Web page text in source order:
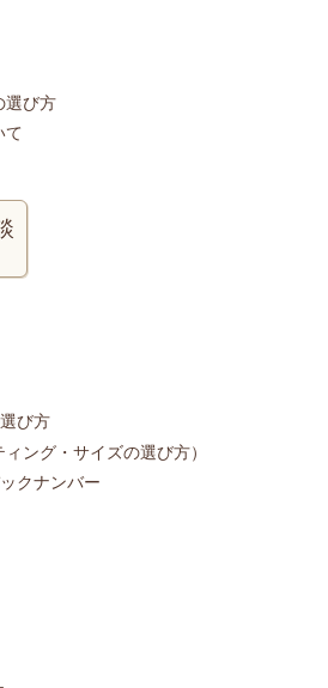
選び方
て
び方
ング・サイズの選び方）
クナンバー